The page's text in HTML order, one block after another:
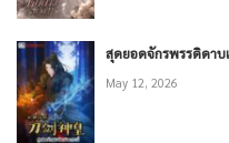
สุดยอดจักรพรรดิดาบ
May 12, 2026